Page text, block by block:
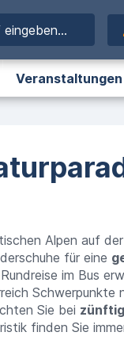
Veranstaltungen
Alpen auf der
für eine
im Bus
Schwerpunkte
Sie bei
finden Sie